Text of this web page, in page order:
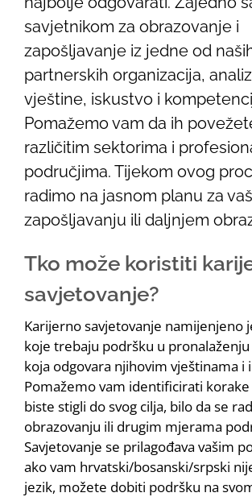
savjetnikom za obrazovanje i
zapošljavanje iz jedne od
partnerskih organizacija,
vještine, iskustvo i
Pomažemo vam da ih
različitim sektorima i
područjima. Tijekom ovog
radimo na jasnom planu za
zapošljavanju ili daljnjem
Tko može koristiti
savjetovanje?
Karijerno savjetovanje namijenjeno
koje trebaju podršku u
koja odgovara njihovim vještinama i
Pomažemo vam identificirati
biste stigli do svog cilja, bilo da se
obrazovanju ili drugim mjerama
Savjetovanje se prilagođava vašim
ako vam hrvatski/bosanski/srpski
jezik, možete dobiti podršku na